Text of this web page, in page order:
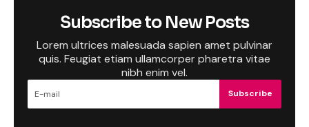
Subscribe to New Posts
Lorem ultrices malesuada sapien amet pulvinar
quis. Feugiat etiam ullamcorper pharetra vitae
nibh enim vel.
Subscribe